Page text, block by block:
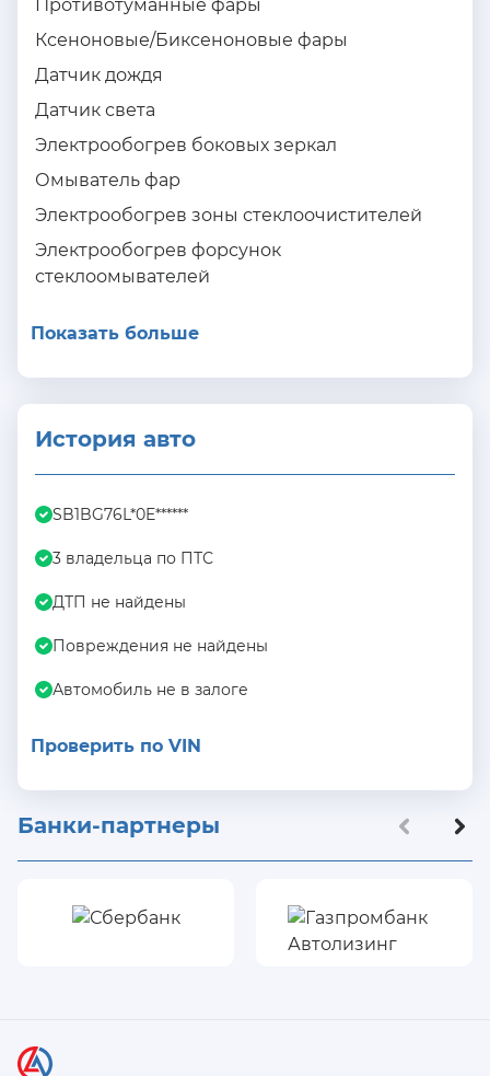
Противотуманные фары
Ксеноновые/Биксеноновые фары
Датчик дождя
Датчик света
Электрообогрев боковых зеркал
Омыватель фар
Электрообогрев зоны стеклоочистителей
Электрообогрев форсунок
стеклоомывателей
Показать больше
История авто
SB1BG76L*0E******
3 владельца по ПТС
ДТП не найдены
Повреждения не найдены
Автомобиль не в залоге
Проверить по VIN
Банки-партнеры